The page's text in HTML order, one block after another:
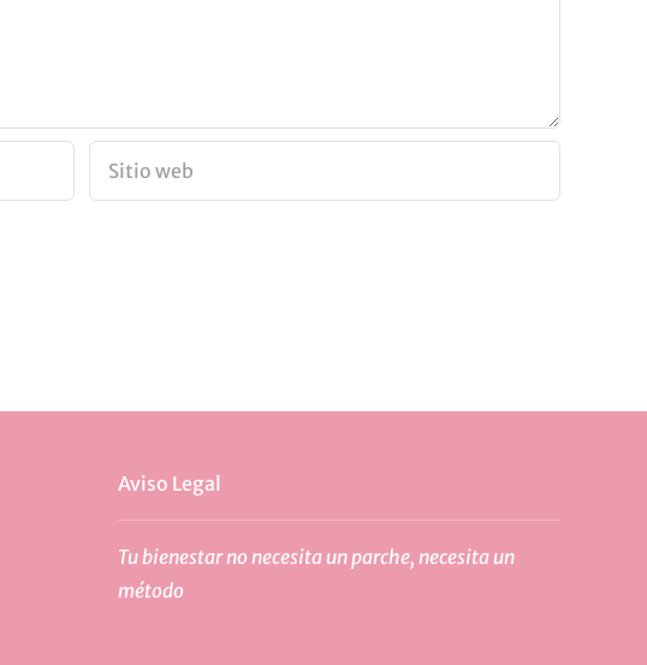
Aviso Legal
Tu bienestar no necesita un parche, necesita un
método